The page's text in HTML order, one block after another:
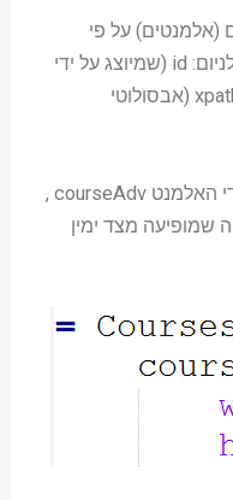
7 אובייקטים (אלמנטים) על פי
הלוקייטורים המוכרים לנו כבר מסלניום: id (שמיוצג על ידי
#) , className (שמיוצג ע"י .) ו-xpath (אבסולוטי
בדיקה אחת יכולה לבדוק את מימדי האלמנט courseAdv ,
שמופיעה מצד ימין